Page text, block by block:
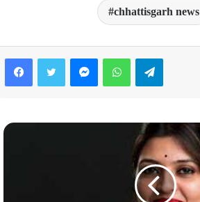
chhattisgarh news
FacebookTwitter MessengerWhatsAppTelegram